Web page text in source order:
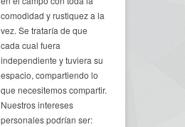
comodidad y rustiquez a la
vez. Se trataría de que
cada cual fuera
independiente y tuviera su
espacio, compartiendo lo
que necesitemos compartir.
Nuestros intereses
personales podrían ser: